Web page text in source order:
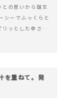
との思いから誕生
シーでふっくらと
リッとした辛さと
特製チリソース
リッと刺激のあ
を重ねて。発